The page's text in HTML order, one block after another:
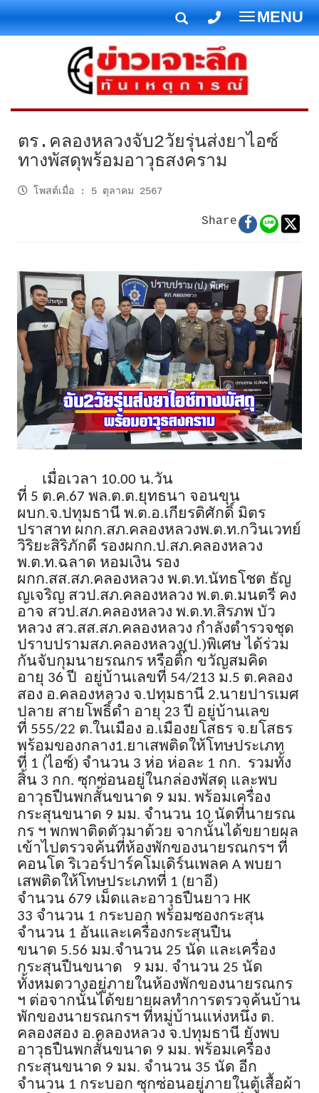
T
o
g
g
l
e
n
a
a
MENU
ตร.คลองหลวงจับ2วัยรุ่นส่งยาไอซ์
ทางพัสดุพร้อมอาวุธสงคราม
โพสต์เมื่อ : 5 ตุลาคม 2567
Share
เมื่อเวลา 10.00 น.วัน
ที่ 5 ต.ค.67 พล.ต.ต.ยุทธนา จอนขุน
ผบก.จ.ปทุมธานี พ.ต.อ.เกียรติศักดิ์ มิตร
ปราสาท ผกก.สภ.คลองหลวงพ.ต.ท.กวินเวทย์
วิริยะสิริภักดี รองผกก.ป.สภ.คลองหลวง
พ.ต.ท.ฉลาด หอมเงิน รอง
ผกก.สส.สภ.คลองหลวง พ.ต.ท.นัทธโชต ธัญ
ญเจริญ สวป.สภ.คลองหลวง พ.ต.ต.มนตรี คง
อาจ สวป.สภ.คลองหลวง พ.ต.ท.สิรภพ บัว
หลวง สว.สส.สภ.คลองหลวง กำลังตำรวจชุด
ปราบปรามสภ.คลองหลวง(ป.)พิเศษ ได้ร่วม
กันจับกุมนายรณกร หรือติ๊ก ขวัญสมคิด
อายุ 36 ปี อยู่บ้านเลขที่ 54/213 ม.5 ต.คลอง
สอง อ.คลองหลวง จ.ปทุมธานี 2.นายปารเมศ
ปลาย สายโพธิ์ดำ อายุ 23 ปี อยู่บ้านเลข
ที่ 555/22 ต.ในเมือง อ.เมืองยโสธร จ.ยโสธร
พร้อมของกลาง1.ยาเสพติดให้โทษประเภท
ที่ 1 (ไอซ์) จำนวน 3 ห่อ ห่อละ 1 กก. รวมทั้ง
สิ้น 3 กก. ซุกซ่อนอยู่ในกล่องพัสดุ และพบ
อาวุธปืนพกสั้นขนาด 9 มม. พร้อมเครื่อง
กระสุนขนาด 9 มม. จำนวน 10 นัดที่นายรณ
กร ฯ พกพาติดตัวมาด้วย จากนั้นได้ขยายผล
เข้าไปตรวจค้นที่ห้องพักของนายรณกรฯ ที่
คอนโด ริเวอร์ปาร์คโมเดิร์นเพลค A พบยา
เสพติดให้โทษประเภทที่ 1 (ยาอี)
จำนวน 679 เม็ดและอาวุธปืนยาว HK
33 จำนวน 1 กระบอก พร้อมซองกระสุน
จำนวน 1 อันและเครื่องกระสุนปืน
ขนาด 5.56 มม.จำนวน 25 นัด และเครื่อง
กระสุนปืนขนาด
9 มม. จำนวน 25 นัด
ทั้งหมดวางอยู่ภายในห้องพักของนายรณกร
ฯ ต่อจากนั้นได้ขยายผลทำการตรวจค้นบ้าน
พักของนายรณกรฯ ที่หมู่บ้านแห่งหนึ่ง ต.
คลองสอง อ.คลองหลวง จ.ปทุมธานี ยังพบ
อาวุธปืนพกสั้นขนาด 9 มม. พร้อมเครื่อง
กระสุนขนาด 9 มม. จำนวน 35 นัด อีก
จำนวน 1 กระบอก ซุกซ่อนอยู่ภายในตู้เสื้อผ้า